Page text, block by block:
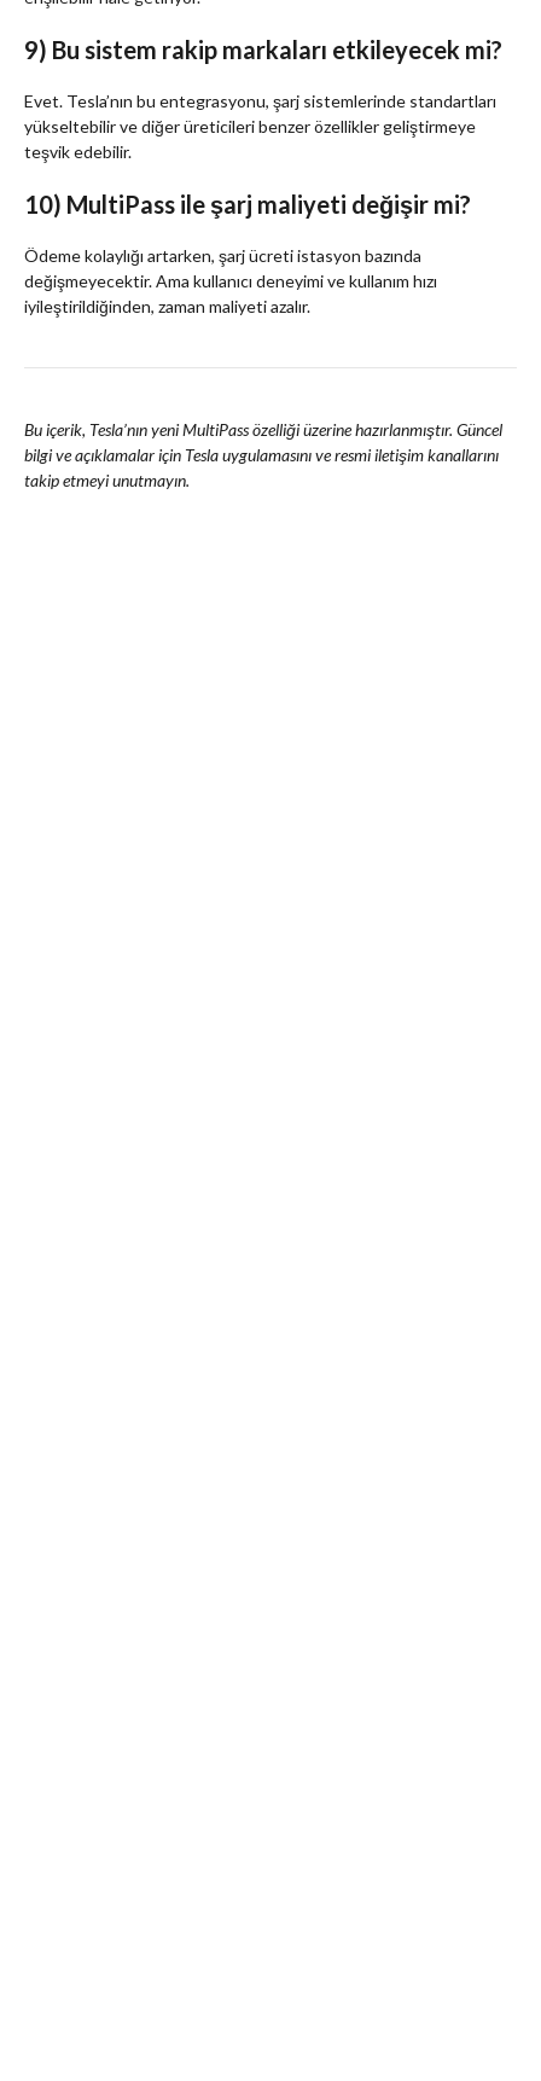
9) Bu sistem rakip markaları etkileyecek mi?
Evet. Tesla’nın bu entegrasyonu, şarj sistemlerinde standartları
yükseltebilir ve diğer üreticileri benzer özellikler geliştirmeye
teşvik edebilir.
10) MultiPass ile şarj maliyeti değişir mi?
Ödeme kolaylığı artarken, şarj ücreti istasyon bazında
değişmeyecektir. Ama kullanıcı deneyimi ve kullanım hızı
iyileştirildiğinden, zaman maliyeti azalır.
Bu içerik, Tesla’nın yeni MultiPass özelliği üzerine hazırlanmıştır. Güncel
bilgi ve açıklamalar için Tesla uygulamasını ve resmi iletişim kanallarını
takip etmeyi unutmayın.